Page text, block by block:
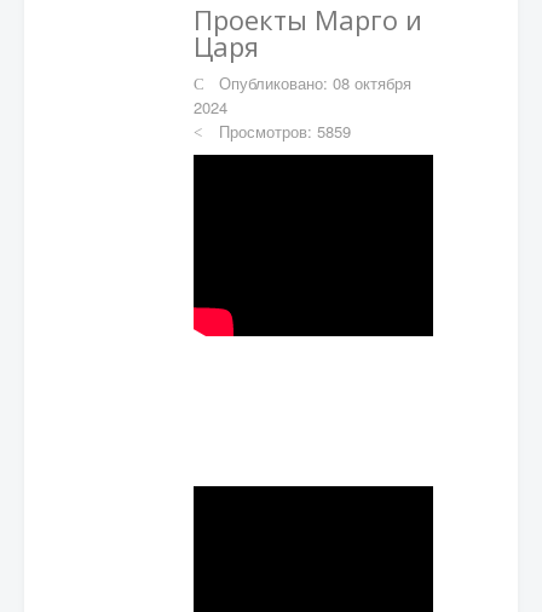
Проекты Марго и
Царя
Опубликовано: 08 октября
2024
Просмотров: 5859